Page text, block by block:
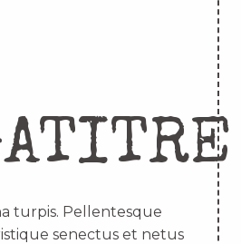
turpis. Pellentesque
senectus et netus